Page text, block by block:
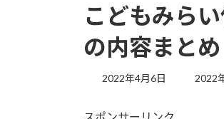
こどもみら
の内容まとめ
2022年4月6日
最
2022